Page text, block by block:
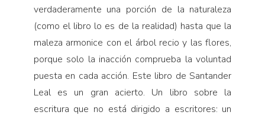
verdaderamente una porción de la naturaleza
(como el libro lo es de la realidad) hasta que la
maleza armonice con el árbol recio y las flores,
porque solo la inacción comprueba la voluntad
puesta en cada acción. Este libro de Santander
Leal es un gran acierto. Un libro sobre la
escritura que no está dirigido a escritores: un